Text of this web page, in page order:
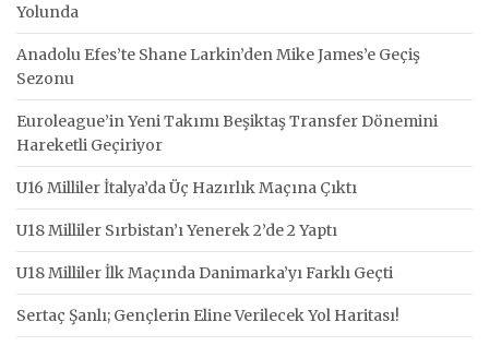
Yolunda
Anadolu Efes’te Shane Larkin’den Mike James’e Geçiş
Sezonu
Euroleague’in Yeni Takımı Beşiktaş Transfer Dönemini
Hareketli Geçiriyor
U16 Milliler İtalya’da Üç Hazırlık Maçına Çıktı
U18 Milliler Sırbistan’ı Yenerek 2’de 2 Yaptı
U18 Milliler İlk Maçında Danimarka’yı Farklı Geçti
Sertaç Şanlı; Gençlerin Eline Verilecek Yol Haritası!